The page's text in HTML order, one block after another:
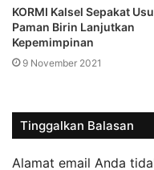
KORMI Kalsel Sepakat
Paman Birin Lanjutkan
Kepemimpinan
9 November 2021
Tinggalkan Balasan
Alamat email Anda